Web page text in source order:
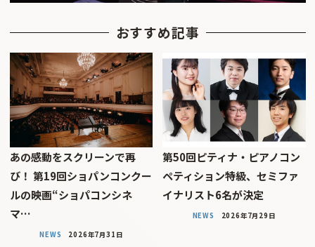
おすすめ記事
あの感動をスクリーンで再
び！ 第19回ショパンコンクー
ルの映画“ショパコンシネ
マ…
NEWS 2026年7月31日
第50回ピティナ・ピアノコン
ペティション特級、セミファ
イナリスト6名が決定
NEWS 2026年7月29日